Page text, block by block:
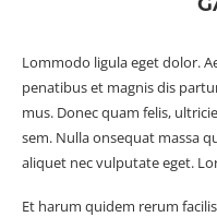
Lommodo ligula eget dolor.
penatibus et magnis dis
mus. Donec quam felis,
sem. Nulla onsequat massa
aliquet nec vulputate eget.
Et harum quidem rerum